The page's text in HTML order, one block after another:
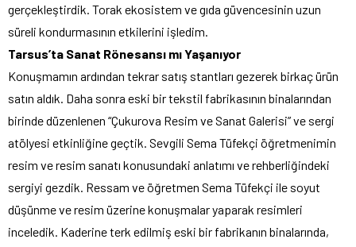
gerçekleştirdik. Torak ekosistem ve gıda güvencesinin uzun
süreli kondurmasının etkilerini işledim.
Tarsus’ta Sanat Rönesansı mı Yaşanıyor
Konuşmamın ardından tekrar satış stantları gezerek birkaç ürün
satın aldık. Daha sonra eski bir tekstil fabrikasının binalarından
birinde düzenlenen “Çukurova Resim ve Sanat Galerisi” ve sergi
atölyesi etkinliğine geçtik. Sevgili Sema Tüfekçi öğretmenimin
resim ve resim sanatı konusundaki anlatımı ve rehberliğindeki
sergiyi gezdik. Ressam ve öğretmen Sema Tüfekçi ile soyut
düşünme ve resim üzerine konuşmalar yaparak resimleri
inceledik. Kaderine terk edilmiş eski bir fabrikanın binalarında,